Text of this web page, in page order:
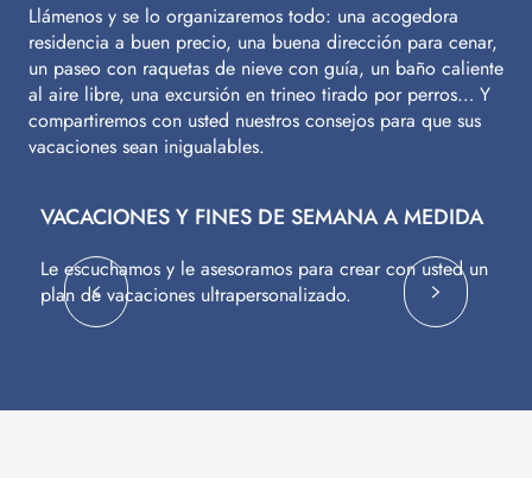
Llámenos y se lo organizaremos todo: una acogedora
residencia a buen precio, una buena dirección para cenar,
un paseo con raquetas de nieve con guía, un baño caliente
al aire libre, una excursión en trineo tirado por perros… Y
compartiremos con usted nuestros consejos para que sus
vacaciones sean inigualables.
VACACIONES Y FINES DE SEMANA A MEDIDA
Le escuchamos y le asesoramos para crear con usted un
plan de vacaciones ultrapersonalizado.